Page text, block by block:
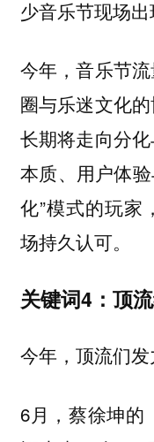
少音乐节现场出
今年，音乐节
圈与乐迷文化
长期将走向分
本质、用户体
化”模式的玩家
场持久认可。
关键词4：顶
今年，顶流们发
6月，蔡徐坤的